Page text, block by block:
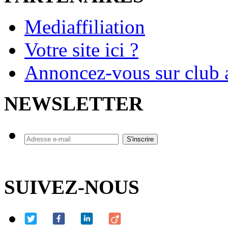
Mediaffiliation
Votre site ici ?
Annoncez-vous sur
NEWSLETTER
SUIVEZ-NOUS